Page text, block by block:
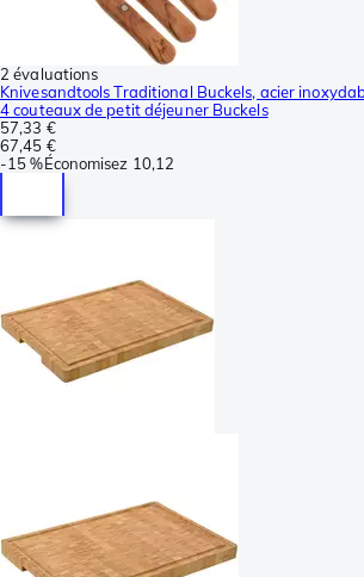
2 évaluations
Knivesandtools Traditional Buckels, acier
4 couteaux de petit déjeuner Buckels
57,33 €
67,45 €
-15 %Économisez 10,12